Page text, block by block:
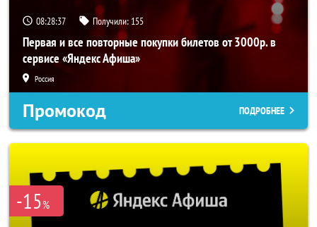
08:28:36 Получили: 155
Первая и все повторные покупки билетов от 3000р. в
сервисе «Яндекс Афиша»
Россия
Промокод ПОДРОБНЕЕ
-15%